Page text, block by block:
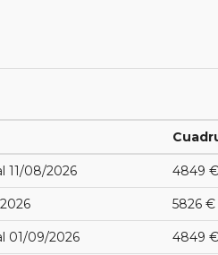
11/08/2026 4849 €
5826 €
01/09/2026 4849 €